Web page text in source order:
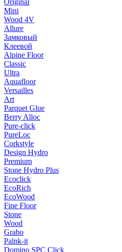
Original
Mini
Wood 4V
Allure
Замковый
Клеевой
Alpine Floor
Classic
Ultra
Aquafloor
Versailles
Art
Parquet Glue
Berry Alloc
Pure-click
PureLoc
Corkstyle
Design Hydro
Premium
Stone Hydro Plus
Ecoclick
EcoRich
EcoWood
Fine Floor
Stone
Wood
Grabo
Palnk-it
Domino SPC Click